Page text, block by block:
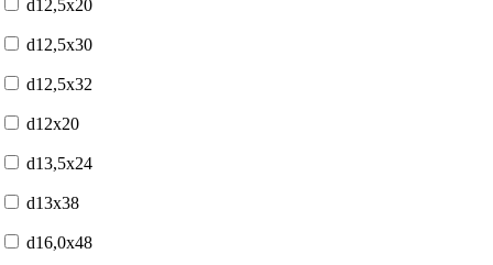
d12,5x20
d12,5x30
d12,5x32
d12x20
d13,5x24
d13x38
d16,0x48